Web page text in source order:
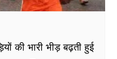
की भारी भीड़ बढ़ती हुई